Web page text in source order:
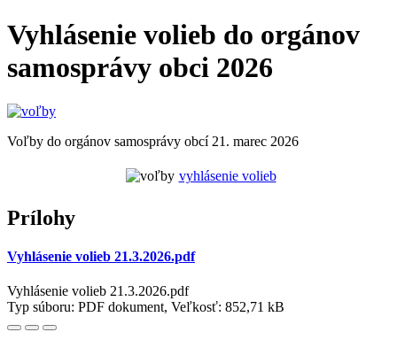
Vyhlásenie volieb do orgánov
samosprávy obci 2026
Voľby do orgánov samosprávy obcí 21. marec 2026
vyhlásenie volieb
Prílohy
Vyhlásenie volieb 21.3.2026.pdf
Vyhlásenie volieb 21.3.2026.pdf
Typ súboru: PDF dokument, Veľkosť: 852,71 kB